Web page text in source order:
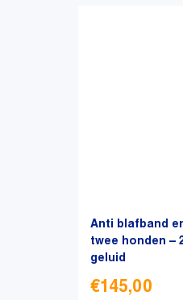
Anti blafband
twee honden –
geluid
€145,00